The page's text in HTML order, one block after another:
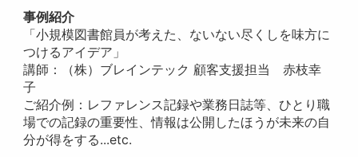
事例紹介
「小規模図書館員が考えた、ないない尽くしを味方に
つけるアイデア」
講師：（株）ブレインテック 顧客支援担当 赤枝幸
子
ご紹介例：レファレンス記録や業務日誌等、ひとり職
場での記録の重要性、情報は公開したほうが未来の自
分が得をする...etc.